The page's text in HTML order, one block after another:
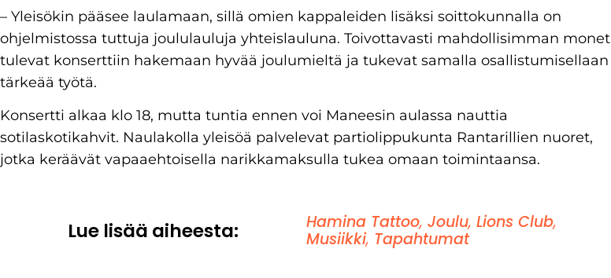
– Yleisökin pääsee laulamaan, sillä omien kappaleiden lisäksi soittokunnalla on
ohjelmistossa tuttuja joululauluja yhteislauluna. Toivottavasti mahdollisimman monet
tulevat konserttiin hakemaan hyvää joulumieltä ja tukevat samalla osallistumisellaan
tärkeää työtä.
Konsertti alkaa klo 18, mutta tuntia ennen voi Maneesin aulassa nauttia
sotilaskotikahvit. Naulakolla yleisöä palvelevat partiolippukunta Rantarillien nuoret,
jotka keräävät vapaaehtoisella narikkamaksulla tukea omaan toimintaansa.
Lue lisää aiheesta: Hamina Tattoo, Joulu, Lions Club,
Musiikki, Tapahtumat